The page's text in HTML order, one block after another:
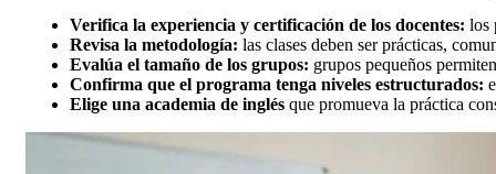
Verifica la experiencia y certificación de los docentes: los
Revisa la metodología: las clases deben ser prácticas,
Evalúa el tamaño de los grupos: grupos pequeños
Confirma que el programa tenga niveles estructurados:
Elige una academia de inglés que promueva la práctica